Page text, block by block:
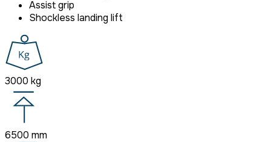
Assist grip
Shockless landing lift
3000 kg
6500 mm